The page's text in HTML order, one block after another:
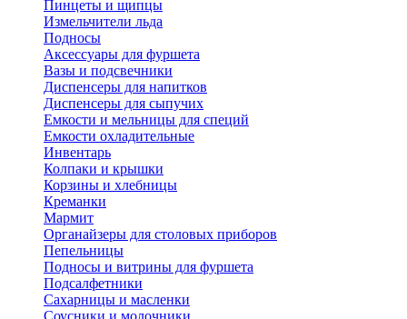
Пинцеты и щипцы
Измельчители льда
Подносы
Аксессуары для фуршета
Вазы и подсвечники
Диспенсеры для напитков
Диспенсеры для сыпучих
Емкости и мельницы для специй
Емкости охладительные
Инвентарь
Колпаки и крышки
Корзины и хлебницы
Креманки
Мармит
Органайзеры для столовых приборов
Пепельницы
Подносы и витрины для фуршета
Подсалфетники
Сахарницы и масленки
Соусники и молочники